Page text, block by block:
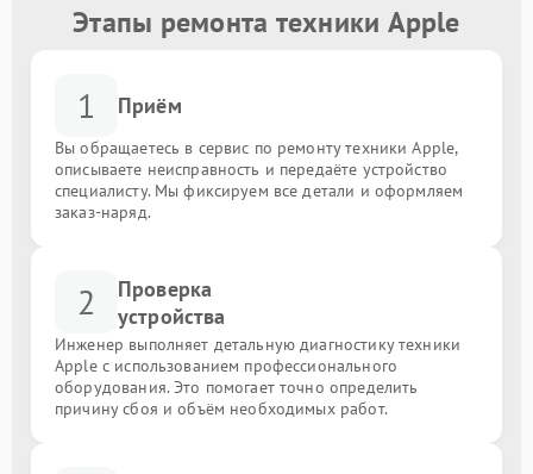
Этапы ремонта техники Apple
1 Приём
Вы обращаетесь в сервис по ремонту техники Apple,
описываете неисправность и передаёте устройство
специалисту. Мы фиксируем все детали и оформляем
заказ-наряд.
2
Проверка
устройства
Инженер выполняет детальную диагностику техники
Apple с использованием профессионального
оборудования. Это помогает точно определить
причину сбоя и объём необходимых работ.